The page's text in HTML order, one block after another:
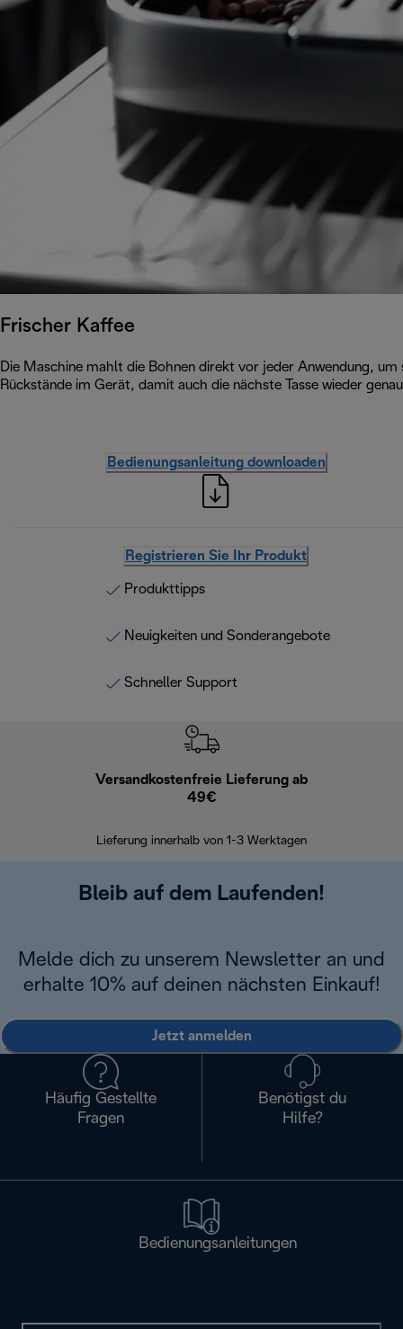
Frischer Kaffee
Die Maschine mahlt die Bohnen direkt vor jeder Anwendung,
Rückstände im Gerät, damit auch die nächste Tasse wieder
Bedienungsanleitung downloaden
Registrieren Sie Ihr Produkt
Produkttipps
Neuigkeiten und Sonderangebote
Schneller Support
Versandkostenfreie Lieferung ab
49€
Lieferung innerhalb von 1-3 Werktagen
Bleib auf dem Laufenden!
Melde dich zu unserem Newsletter an und
erhalte 10% auf deinen nächsten Einkauf!
Jetzt anmelden
Häufig Gestellte
Fragen
Benötigst du
Hilfe?
Bedienungsanleitungen